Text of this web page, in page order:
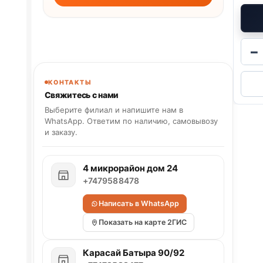
−
КОНТАКТЫ
Свяжитесь с нами
Выберите филиал и напишите нам в
WhatsApp. Ответим по наличию, самовывозу
и заказу.
4 микрорайон дом 24
+7479588478
Написать в WhatsApp
Показать на карте 2ГИС
Карасай Батыра 90/92